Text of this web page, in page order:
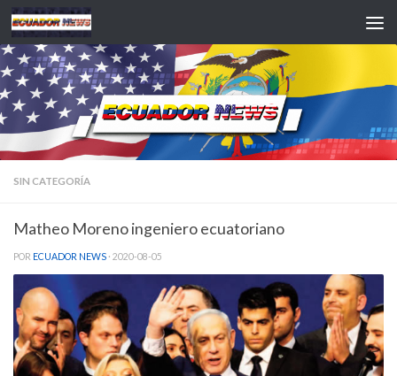
Saltar al contenido
SIN CATEGORÍA
Matheo Moreno ingeniero ecuatoriano
POR ECUADOR NEWS · 2020-08-05